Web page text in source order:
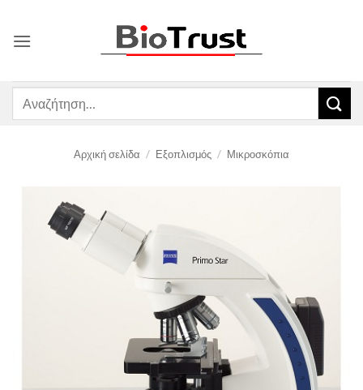
περιεχόμενο
Αναζήτηση
Αρχική σελίδα / Εξοπλισμός / Μικροσκόπια